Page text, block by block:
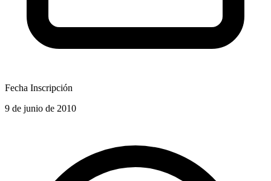
Fecha Inscripción
9 de junio de 2010